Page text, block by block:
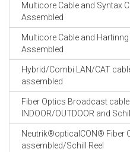
Multicore Cable and Syntax
Assembled
Multicore Cable and
Assembled
Hybrid/Combi LAN/CAT
assembled
Fiber Optics Broadcast
INDOOR/OUTDOOR and
Neutrik®opticalCON® Fiber
assembled/Schill Reel